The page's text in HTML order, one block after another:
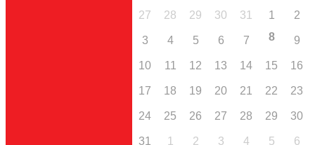
27 28 29 30 31 1 2
3 4 5 6 7 8 9
10 11 12 13 14 15 16
17 18 19 20 21 22 23
24 25 26 27 28 29 30
31 1 2 3 4 5 6